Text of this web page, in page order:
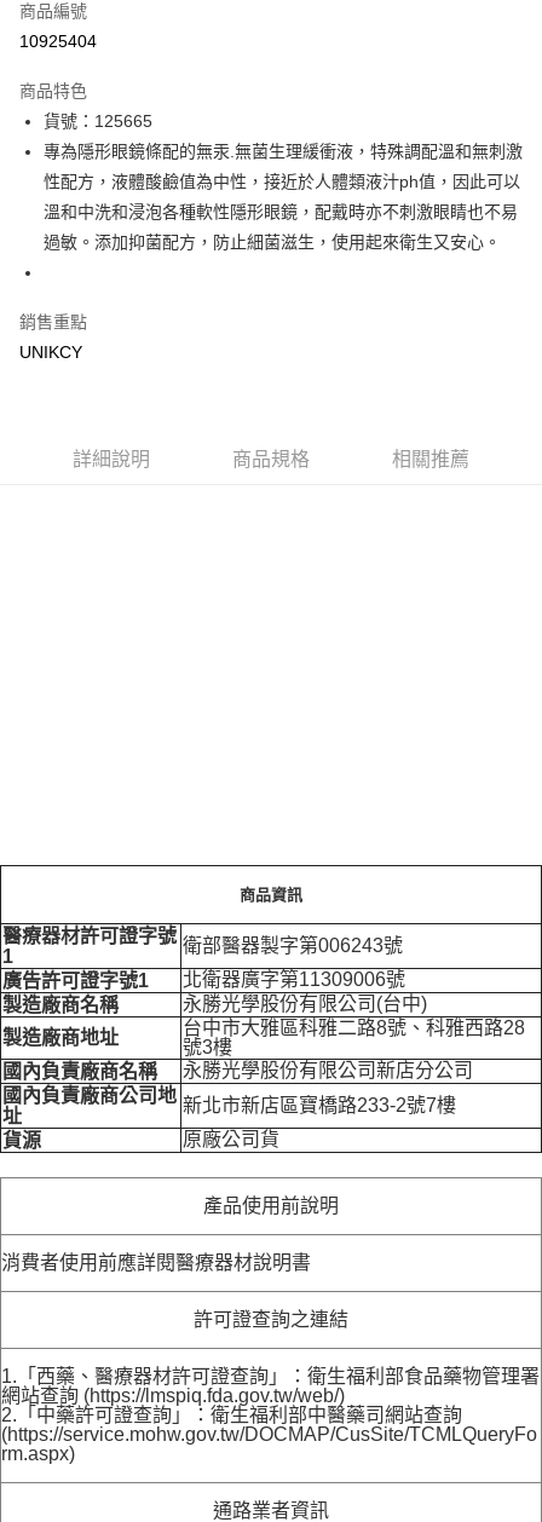
信用卡一次付款
LINE Pay
Apple Pay
街口支付
悠遊付
運送方式
付款後7-11取貨［需3-5個工作天不含預購商品］
商品編號
10925404
商品特色
貨號：125665
專為隱形眼鏡條配的無汞.無菌生理緩衝液，特殊調配溫和無刺激
性配方，液體酸鹼值為中性，接近於人體類液汁ph值，因此可以
溫和中洗和浸泡各種軟性隱形眼鏡，配戴時亦不刺激眼睛也不易
過敏。添加抑菌配方，防止細菌滋生，使用起來衛生又安心。
銷售重點
UNIKCY
詳細說明 商品規格 相關推薦
商品資訊
醫療器材許可證字號
1
衛部醫器製字第006243號
廣告許可證字號1
北衛器廣字第11309006號
製造廠商名稱
永勝光學股份有限公司(台中)
製造廠商地址
台中市大雅區科雅二路8號、科雅西路28
號3樓
國內負責廠商名稱
永勝光學股份有限公司新店分公司
國內負責廠商公司地
址
新北市新店區寶橋路233-2號7樓
貨源
原廠公司貨
產品使用前說明
消費者使用前應詳閱醫療器材說明書
許可證查詢之連結
1.「西藥、醫療器材許可證查詢」：衛生福利部食品藥物管理署
網站查詢 (https://lmspiq.fda.gov.tw/web/)
2.「中藥許可證查詢」：衛生福利部中醫藥司網站查詢
(https://service.mohw.gov.tw/DOCMAP/CusSite/TCMLQueryFo
rm.aspx)
通路業者資訊